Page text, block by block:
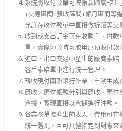
系統將收付款單可按帳款歸屬+部
+交易區間+預收區間+帳月區間等
允許在收付款單中直接做折讓等交
收到或支出訂金可在收款單、付
單。實際沖款時可取用原預收付款
進口、出口交易中產生的廠商索賠
客戶索賠單中進行統一管理。
現收現付關聯銀行作業，自動生成
應收、應付帳款分別與應收、應
票據，實現直接以票據進行沖款。
各業務單據產生的收入、費用可
統一體現，且可具體指定到對應